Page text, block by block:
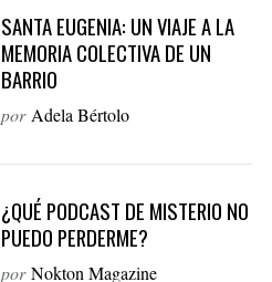
SANTA EUGENIA: UN VIAJE A LA
MEMORIA COLECTIVA DE UN
BARRIO
por Adela Bértolo
¿QUÉ PODCAST DE MISTERIO NO
PUEDO PERDERME?
por Nokton Magazine